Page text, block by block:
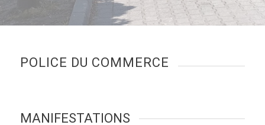
POLICE DU COMMERCE
MANIFESTATIONS